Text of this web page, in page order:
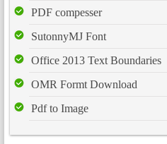
PDF compesser
SutonnyMJ Font
Office 2013 Text Boundaries
OMR Formt Download
Pdf to Image